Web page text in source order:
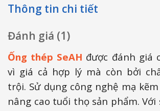
Thông tin chi tiết
Đánh giá (1)
Ống thép SeAH được đánh giá
vì giá cả hợp lý mà còn bởi
trội. Sử dụng công nghệ mạ
nâng cao tuổi thọ sản phẩm. Với